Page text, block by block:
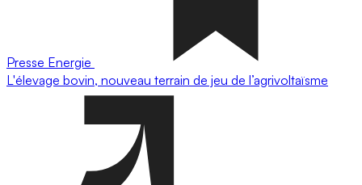
Presse Energie
L'élevage bovin, nouveau terrain de jeu de l’agrivoltaïsme